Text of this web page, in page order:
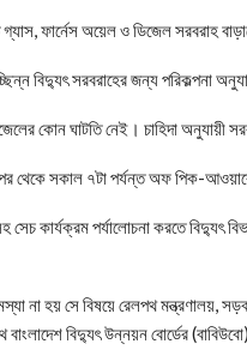
ফার্নেস অয়েল ও ডিজেল সরবরাহ
বিদ্যুৎ সরবরাহের জন্য পরিকল্পনা
কোন ঘাটতি নেই। চাহিদা অনুযায়ী
পর থেকে সকাল ৭টা পর্যন্ত অফ পিক-
কার্যক্রম পর্যালোচনা করতে বিদ্যুৎ
না হয় সে বিষয়ে রেলপথ মন্ত্রণালয়,
বাংলাদেশ বিদ্যুৎ উন্নয়ন বোর্ডের